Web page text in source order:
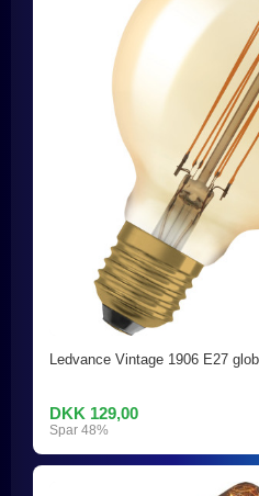
Ledvance Vintage 1906 E27
DKK 129,00
Spar 48%